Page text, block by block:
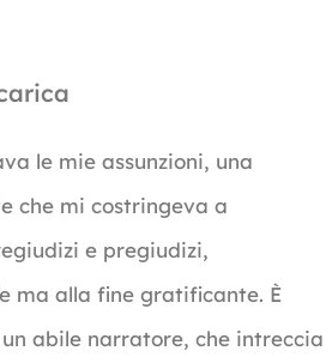
le mie assunzioni, una
che mi costringeva a
e pregiudizi,
ma alla fine gratificante. È
un abile narratore, che intreccia